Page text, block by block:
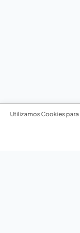
Utilizamos Cookies